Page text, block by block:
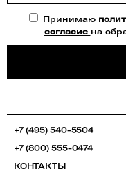
Принимаю
согласие на
+7 (495) 540-5504
+7 (800) 555-0474
КОНТАКТЫ